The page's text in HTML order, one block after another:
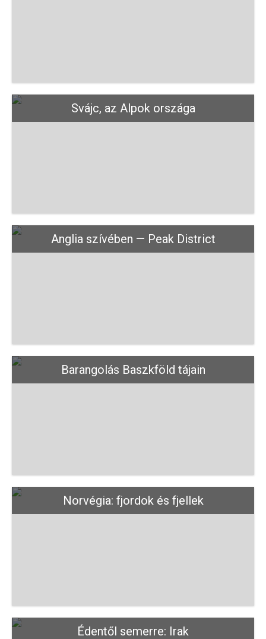
Svájc, az Alpok országa
Anglia szívében — Peak District
Barangolás Baszkföld tájain
Norvégia: fjordok és fjellek
Édentől semerre: Irak